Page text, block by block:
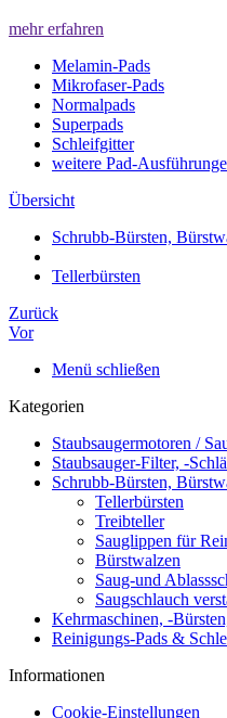
mehr erfahren
Melamin-Pads
Mikrofaser-Pads
Normalpads
Superpads
Schleifgitter
weitere Pad-
Übersicht
Schrubb-Bürsten,
Tellerbürsten
Zurück
Vor
Menü schließen
Kategorien
Staubsaugermotoren /
Staubsauger-Filter, -
Schrubb-Bürsten,
Tellerbürsten
Treibteller
Sauglippen für
Bürstwalzen
Saug-und
Saugschlauch
Kehrmaschinen, -
Reinigungs-Pads &
Informationen
Cookie-Einstellungen